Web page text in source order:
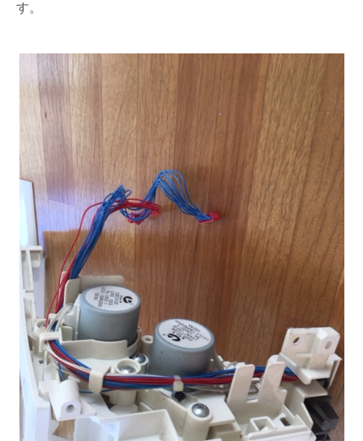
す。